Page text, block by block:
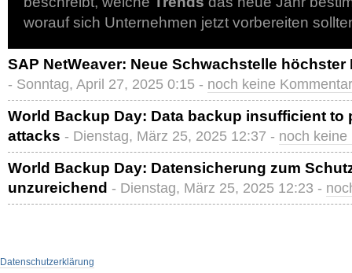
worauf sich Unternehmen jetzt vorbereiten
SAP NetWeaver: Neue Schwachstelle
- Sonntag, April 27, 2025 0:15 - noch keine
World Backup Day: Data backup insufficient to
attacks - Dienstag, März 25, 2025 12:37 - noch keine
World Backup Day: Datensicherung zum
unzureichend - Dienstag, März 25, 2025 12:23 -
Datenschutzerklärung